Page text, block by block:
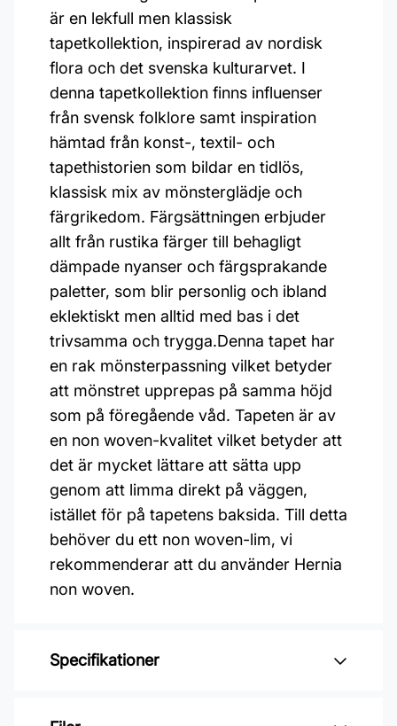
är en lekfull men klassisk
tapetkollektion, inspirerad av nordisk
flora och det svenska kulturarvet. I
denna tapetkollektion finns influenser
från svensk folklore samt inspiration
hämtad från konst-, textil- och
tapethistorien som bildar en tidlös,
klassisk mix av mönsterglädje och
färgrikedom. Färgsättningen erbjuder
allt från rustika färger till behagligt
dämpade nyanser och färgsprakande
paletter, som blir personlig och ibland
eklektiskt men alltid med bas i det
trivsamma och trygga.Denna tapet har
en rak mönsterpassning vilket betyder
att mönstret upprepas på samma höjd
som på föregående våd. Tapeten är av
en non woven-kvalitet vilket betyder att
det är mycket lättare att sätta upp
genom att limma direkt på väggen,
istället för på tapetens baksida. Till detta
behöver du ett non woven-lim, vi
rekommenderar att du använder Hernia
non woven.
Specifikationer
Varumärke: Boråstapeter